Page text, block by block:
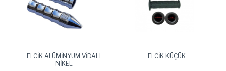
ELCİK ALÜMİNYUM VİDALI
NİKEL
ELCİK KÜÇÜK